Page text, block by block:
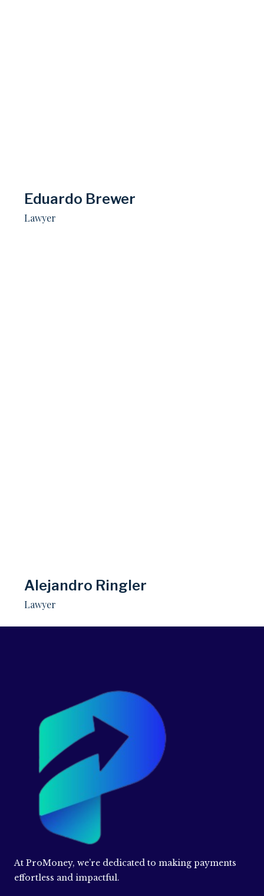
Eduardo Brewer​
Lawyer​
Alejandro Ringler​
Lawyer​
At ProMoney, we’re dedicated to making payments
effortless and impactful.